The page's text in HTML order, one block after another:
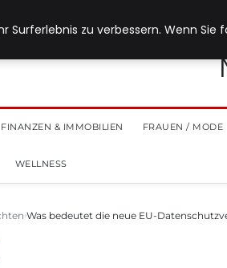
FINANZEN & IMMOBILIEN FRAUEN / MODE
WELLNESS
Was bedeutet die neue EU-
Surferlebnis zu verbessern. Wenn